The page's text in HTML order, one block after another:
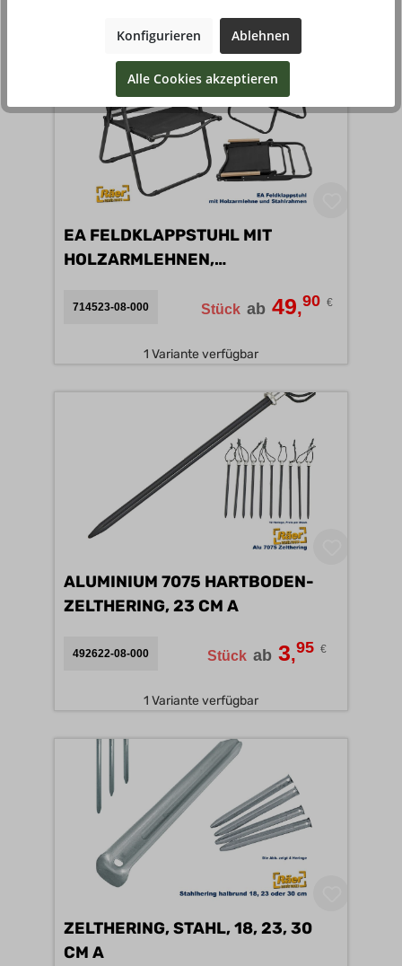
EA FELDKLAPPSTUHL MIT
HOLZARMLEHNEN,
714523-08-000 Stück ab 49,90 €
1 Variante verfügbar
ALUMINIUM 7075 HARTBODEN-
ZELTHERING, 23 CM A
492622-08-000 Stück ab 3,95 €
1 Variante verfügbar
ZELTHERING, STAHL, 18, 23, 30
CM A
Konfigurieren Ablehnen
Alle Cookies akzeptieren